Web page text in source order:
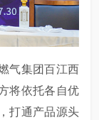
气集团百江西
将依托各自优
打通产品源头